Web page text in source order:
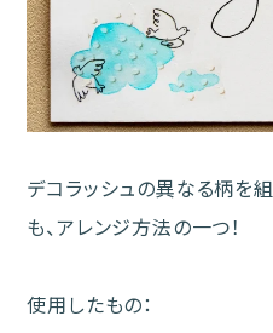
デコラッシュの異なる柄を
も、アレンジ方法の一つ！
使用したもの：